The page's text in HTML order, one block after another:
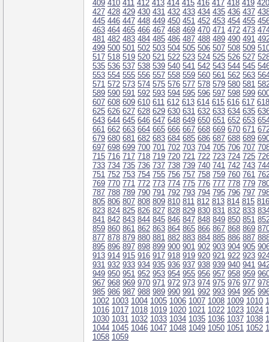
409 410 411 412 413 414 415 416 417 418 419 420
427 428 429 430 431 432 433 434 435 436 437
445 446 447 448 449 450 451 452 453 454 455
463 464 465 466 467 468 469 470 471 472 473
481 482 483 484 485 486 487 488 489 490 491
499 500 501 502 503 504 505 506 507 508 509
517 518 519 520 521 522 523 524 525 526 527
535 536 537 538 539 540 541 542 543 544 545
553 554 555 556 557 558 559 560 561 562 563
571 572 573 574 575 576 577 578 579 580 581
589 590 591 592 593 594 595 596 597 598 599
607 608 609 610 611 612 613 614 615 616 617 618
625 626 627 628 629 630 631 632 633 634 635
643 644 645 646 647 648 649 650 651 652 653
661 662 663 664 665 666 667 668 669 670 671
679 680 681 682 683 684 685 686 687 688 689
697 698 699 700 701 702 703 704 705 706 707
715 716 717 718 719 720 721 722 723 724 725
733 734 735 736 737 738 739 740 741 742 743
751 752 753 754 755 756 757 758 759 760 761
769 770 771 772 773 774 775 776 777 778 779
787 788 789 790 791 792 793 794 795 796 797
805 806 807 808 809 810 811 812 813 814 815 816
823 824 825 826 827 828 829 830 831 832 833
841 842 843 844 845 846 847 848 849 850 851
859 860 861 862 863 864 865 866 867 868 869
877 878 879 880 881 882 883 884 885 886 887
895 896 897 898 899 900 901 902 903 904 905
913 914 915 916 917 918 919 920 921 922 923
931 932 933 934 935 936 937 938 939 940 941
949 950 951 952 953 954 955 956 957 958 959
967 968 969 970 971 972 973 974 975 976 977
985 986 987 988 989 990 991 992 993 994 995
1002 1003 1004 1005 1006 1007 1008 1009 1010
1016 1017 1018 1019 1020 1021 1022 1023 1024
1030 1031 1032 1033 1034 1035 1036 1037 1038
1044 1045 1046 1047 1048 1049 1050 1051 1052
1058 1059